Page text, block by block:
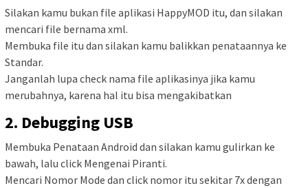
Silakan kamu bukan file aplikasi HappyMOD itu, dan silakan
mencari file bernama xml.
Membuka file itu dan silakan kamu balikkan penataannya ke
Standar.
Janganlah lupa check nama file aplikasinya jika kamu
merubahnya, karena hal itu bisa mengakibatkan
2. Debugging USB
Membuka Penataan Android dan silakan kamu gulirkan ke
bawah, lalu click Mengenai Piranti.
Mencari Nomor Mode dan click nomor itu sekitar 7x dengan